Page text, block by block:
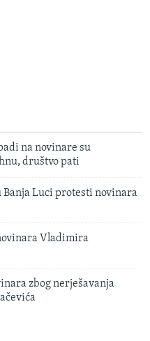
na novinare su
društvo pati
Luci protesti novinara
Vladimira
zbog nerješavanja